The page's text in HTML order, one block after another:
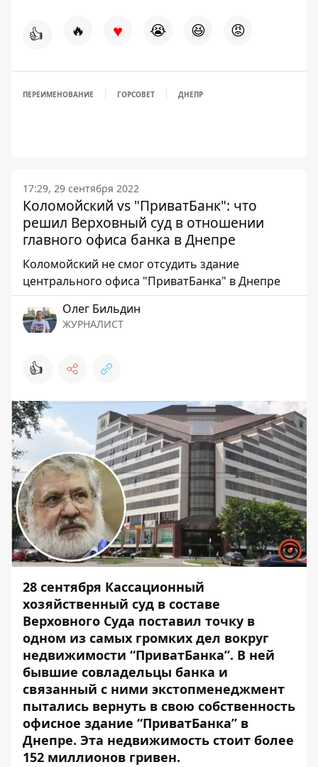
👍 🔥 ♥ 😭 😆 😡
ПЕРЕИМЕНОВАНИЕ ГОРСОВЕТ ДНЕПР
17:29, 29 сентября 2022
Коломойский vs "ПриватБанк": что
решил Верховный суд в отношении
главного офиса банка в Днепре
Коломойский не смог отсудить здание
центрального офиса "ПриватБанка" в Днепре
Олег Бильдин
ЖУРНАЛИСТ
👍
28 сентября Кассационный
хозяйственный суд в составе
Верховного Суда поставил точку в
одном из самых громких дел вокруг
недвижимости “ПриватБанка”. В ней
бывшие совладельцы банка и
связанный с ними экстопменеджмент
пытались вернуть в свою собственность
офисное здание “ПриватБанка” в
Днепре. Эта недвижимость стоит более
152 миллионов гривен.